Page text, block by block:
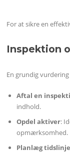
For at sikre en
Inspektion
En grundig
Aftal en
indhold.
Opdel aktiver:
opmærksomhed.
Planlæg